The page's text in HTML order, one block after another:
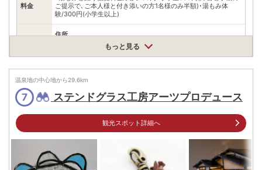
料金
ご提示で､ご本人様と付き添いの方1名様のみ半額)･湯もみ体
験/300円(小学生以上)
アクセス
住所
群馬県草津町草津414
車
【東京方面】草津まで長野原(大津)より10㎞/中軽井沢より43㎞
【大阪方面】草津まで長野原(大津)より10㎞
公共交通機関
草津から徒歩約5分
駐車場
円(2時間未満)
※近隣の有料駐車場をご利用ください。湯畑観光駐車場180台(徒
歩5分)/西の河原公園駐車場150台(徒歩10分)
もっと見る
温泉地の中心地から29.6km
7 ステンドグラス工房アーツプロデュース
観光スポット詳細へ